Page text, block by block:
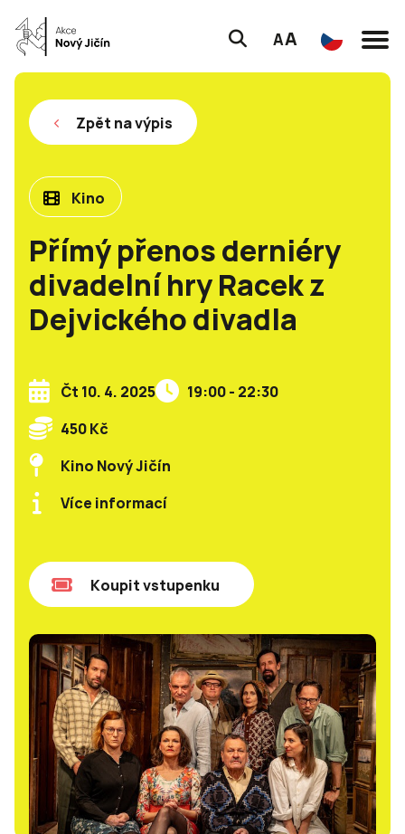
AA
Zpět na výpis
Kino
Přímý přenos derniéry
divadelní hry Racek z
Dejvického divadla
Čt 10. 4. 2025
19:00 - 22:30
450 Kč
Kino Nový Jičín
Více informací
Koupit vstupenku